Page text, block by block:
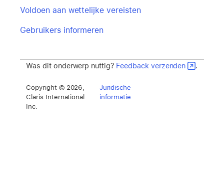
Voldoen aan wettelijke vereisten
Gebruikers informeren
Was dit onderwerp nuttig? Feedback verzenden .
Copyright © 2026,
Claris International
Inc.
Juridische
informatie